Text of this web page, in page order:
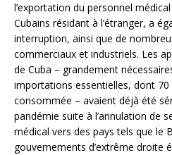
l’exportation du personnel
Cubains résidant à l’étranger, a
interruption, ainsi que de
commerciaux et industriels. Les
de Cuba – grandement
importations essentielles, dont 70
consommée – avaient déjà été
pandémie suite à l’annulation de
médical vers des pays tels que le
gouvernements d’extrême droite